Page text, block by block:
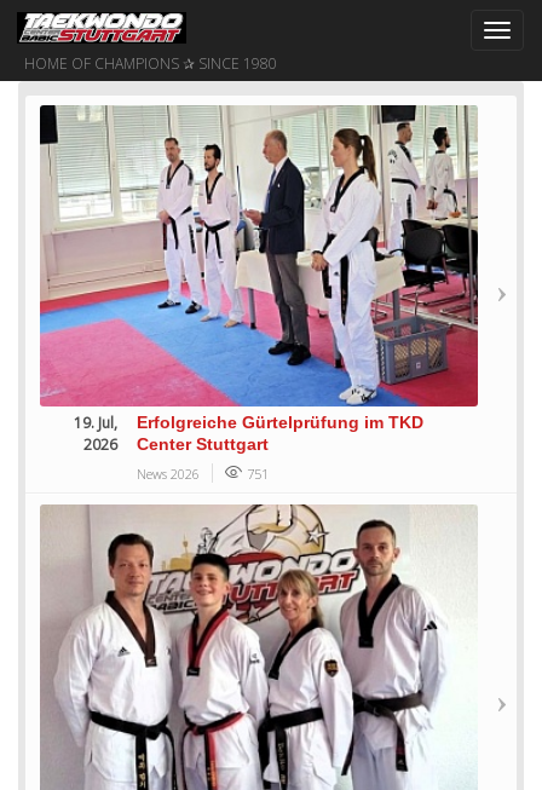
HOME OF CHAMPIONS ✰ SINCE 1980
19. Jul,
2026
Erfolgreiche Gürtelprüfung im TKD
Center Stuttgart
News 2026 751